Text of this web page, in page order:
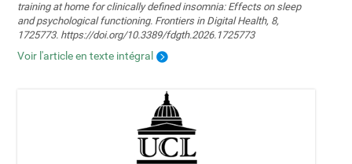
training at home for clinically defined insomnia: Effects on sleep
and psychological functioning. Frontiers in Digital Health, 8,
1725773. https://doi.org/10.3389/fdgth.2026.1725773
Voir l'article en texte intégral